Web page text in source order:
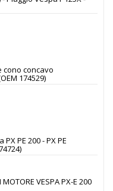
concavo
174529)
PE 200 - PX PE
VESPA PX-E 200